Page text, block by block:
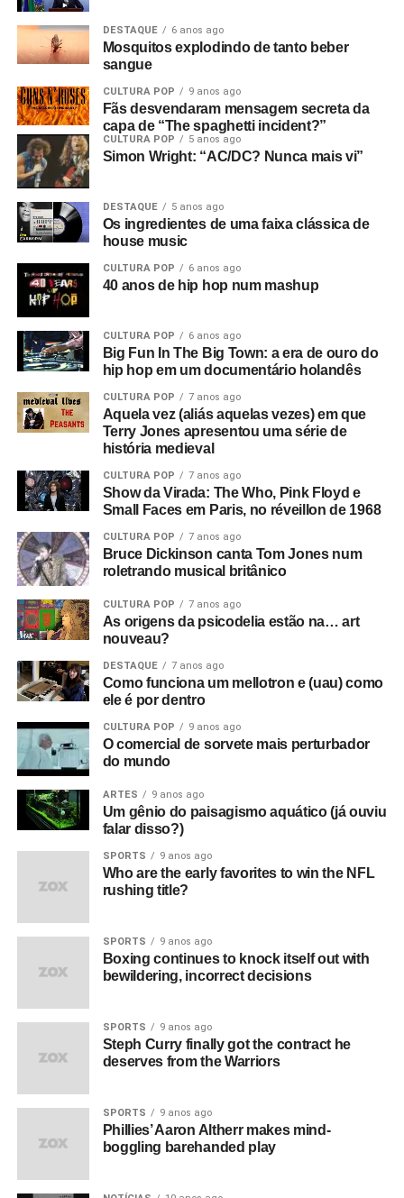
DESTAQUE 6 anos ago
Mosquitos explodindo de tanto beber
sangue
CULTURA POP 9 anos ago
Fãs desvendaram mensagem secreta da
capa de “The spaghetti incident?”
CULTURA POP 5 anos ago
Simon Wright: “AC/DC? Nunca mais vi”
DESTAQUE 5 anos ago
Os ingredientes de uma faixa clássica de
house music
CULTURA POP 6 anos ago
40 anos de hip hop num mashup
CULTURA POP 6 anos ago
Big Fun In The Big Town: a era de ouro do
hip hop em um documentário holandês
CULTURA POP 7 anos ago
Aquela vez (aliás aquelas vezes) em que
Terry Jones apresentou uma série de
história medieval
CULTURA POP 7 anos ago
Show da Virada: The Who, Pink Floyd e
Small Faces em Paris, no réveillon de 1968
CULTURA POP 7 anos ago
Bruce Dickinson canta Tom Jones num
roletrando musical britânico
CULTURA POP 7 anos ago
As origens da psicodelia estão na… art
nouveau?
DESTAQUE 7 anos ago
Como funciona um mellotron e (uau) como
ele é por dentro
CULTURA POP 9 anos ago
O comercial de sorvete mais perturbador
do mundo
ARTES 9 anos ago
Um gênio do paisagismo aquático (já ouviu
falar disso?)
SPORTS 9 anos ago
Who are the early favorites to win the NFL
rushing title?
SPORTS 9 anos ago
Boxing continues to knock itself out with
bewildering, incorrect decisions
SPORTS 9 anos ago
Steph Curry finally got the contract he
deserves from the Warriors
SPORTS 9 anos ago
Phillies’ Aaron Altherr makes mind-
boggling barehanded play